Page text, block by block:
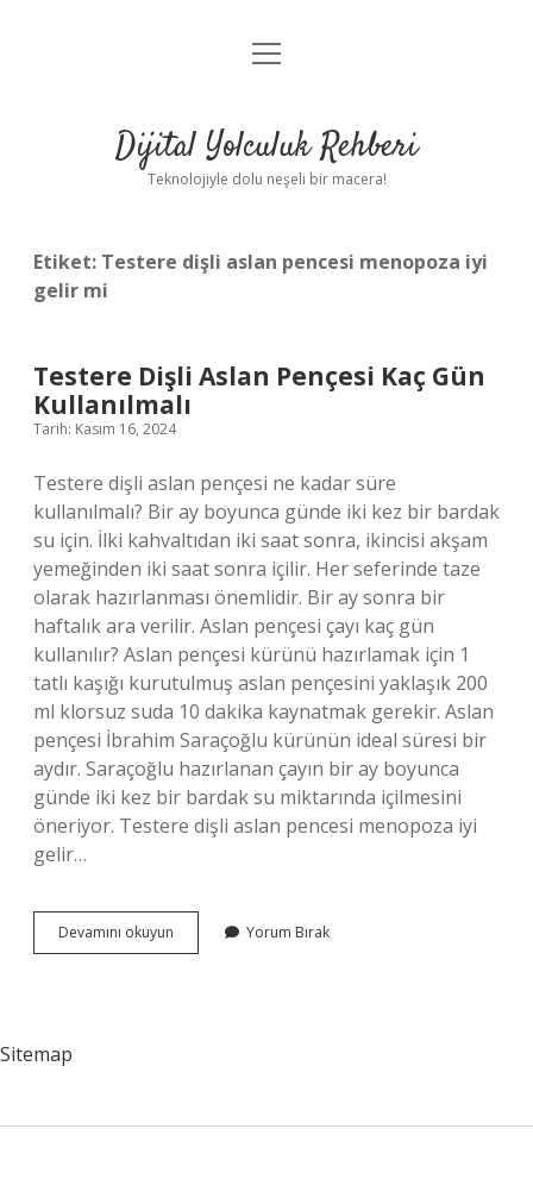
Anasayfa
Yasal Uyarı
menüyü
Dijital Yolculuk Rehberi
Teknolojiyle dolu neşeli bir macera!
Etiket: Testere dişli aslan pencesi menopoza iyi
gelir mi
Testere Dişli Aslan Pençesi Kaç Gün
Kullanılmalı
Tarih: Kasım 16, 2024
Testere dişli aslan pençesi ne kadar süre
kullanılmalı? Bir ay boyunca günde iki kez bir bardak
su için. İlki kahvaltıdan iki saat sonra, ikincisi akşam
yemeğinden iki saat sonra içilir. Her seferinde taze
olarak hazırlanması önemlidir. Bir ay sonra bir
haftalık ara verilir. Aslan pençesi çayı kaç gün
kullanılır? Aslan pençesi kürünü hazırlamak için 1
tatlı kaşığı kurutulmuş aslan pençesini yaklaşık 200
ml klorsuz suda 10 dakika kaynatmak gerekir. Aslan
pençesi İbrahim Saraçoğlu kürünün ideal süresi bir
aydır. Saraçoğlu hazırlanan çayın bir ay boyunca
günde iki kez bir bardak su miktarında içilmesini
öneriyor. Testere dişli aslan pencesi menopoza iyi
gelir…
Devamını okuyun
Dişli
Yorum Bırak
Sitemap